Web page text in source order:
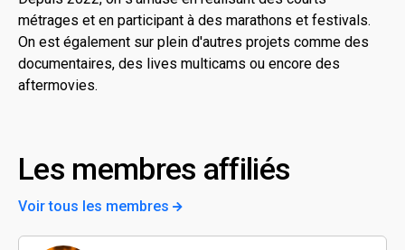
métrages et en participant à des marathons et festivals.
On est également sur plein d'autres projets comme des
documentaires, des lives multicams ou encore des
aftermovies.
Les membres affiliés
Voir tous les membres